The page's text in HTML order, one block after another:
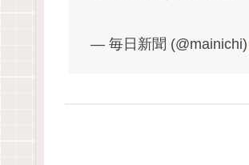
— 毎日新聞